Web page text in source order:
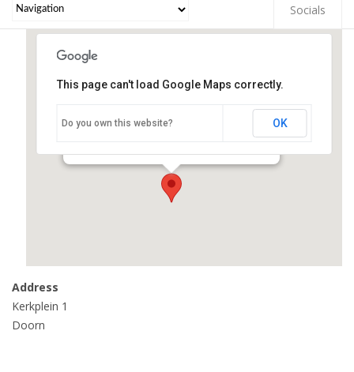
Socials
Maartenskerk, Kerkplein 1, 3941
This page can't load Google Maps correctly.
Do you own this website? OK
Address
Kerkplein 1
Doorn